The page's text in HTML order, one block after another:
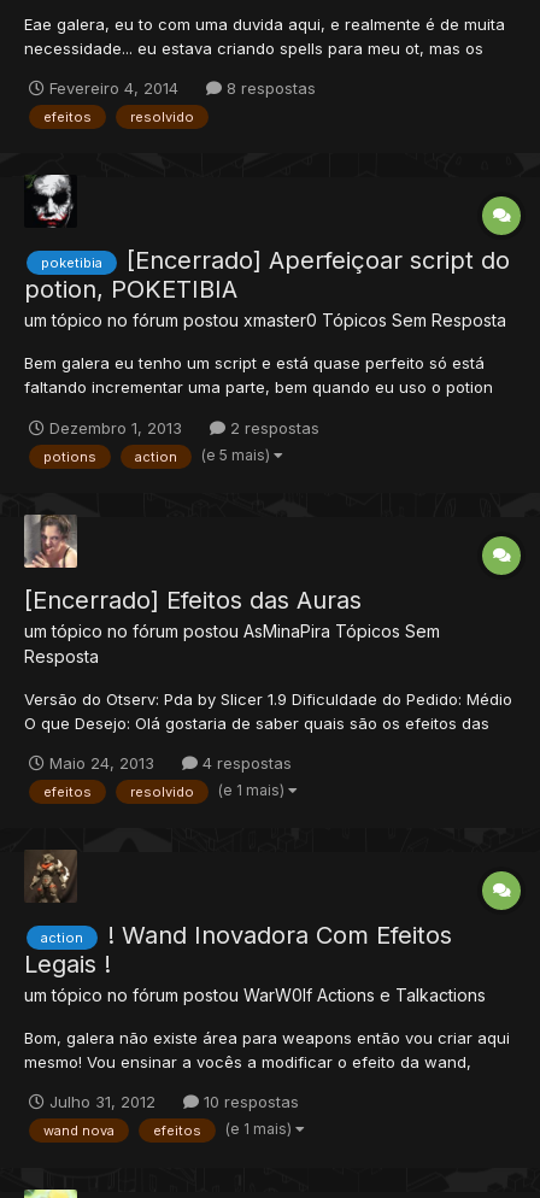
Eae galera, eu to com uma duvida aqui, e realmente é de muita
necessidade... eu estava criando spells para meu ot, mas os
efeitos, e eu gostaria de saber como aumentar esse limite...
Rep+ pra quem ajudar!
Fevereiro 4, 2014 8 respostas
efeitos resolvido
poketibia
[Encerrado] Aperfeiçoar script do
potion, POKETIBIA
um tópico no fórum postou xmaster0 Tópicos Sem Resposta
Bem galera eu tenho um script e está quase perfeito só está
faltando incrementar uma parte, bem quando eu uso o potion
porém quando o life do pokemon está cheio ele cura mas não
solta os efeito... Eu queria que mesmo com o life ja che...
Dezembro 1, 2013 2 respostas
potions action (e 5 mais)
[Encerrado] Efeitos das Auras
um tópico no fórum postou AsMinaPira Tópicos Sem
Resposta
Versão do Otserv: Pda by Slicer 1.9 Dificuldade do Pedido: Médio
O que Desejo: Olá gostaria de saber quais são os efeitos das
Maio 24, 2013
4 respostas
efeitos resolvido (e 1 mais)
action
! Wand Inovadora Com Efeitos
Legais !
um tópico no fórum postou WarW0lf Actions e Talkactions
Bom, galera não existe área para weapons então vou criar aqui
mesmo! Vou ensinar a vocês a modificar o efeito da wand,
data/weapons/weapons.xml: Coloque: data/weapons/scripts -
copie algum arquivo e renomei...
Julho 31, 2012 10 respostas
wand nova efeitos (e 1 mais)